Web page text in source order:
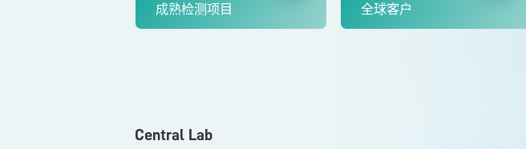
成熟检测项目 全球客户
Central Lab